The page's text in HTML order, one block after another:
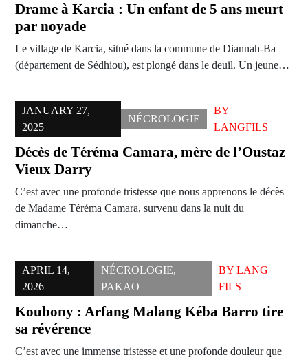
Drame à Karcia : Un enfant de 5 ans meurt
par noyade
Le village de Karcia, situé dans la commune de Diannah-Ba
(département de Sédhiou), est plongé dans le deuil. Un jeune…
JANUARY 27,
2025
NÉCROLOGIE
BY
LANGFILS
Décès de Téréma Camara, mère de l’Oustaz
Vieux Darry
C’est avec une profonde tristesse que nous apprenons le décès
de Madame Téréma Camara, survenu dans la nuit du
dimanche…
APRIL 14,
2026
NÉCROLOGIE,
PAKAO
BYLANG
FILS
Koubony : Arfang Malang Kéba Barro tire
sa révérence
C’est avec une immense tristesse et une profonde douleur que